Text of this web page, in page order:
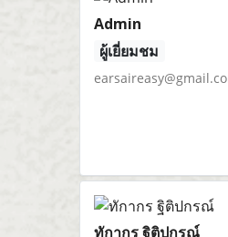
Admin
ผู้เยี่ยมชม
ทักากร ฐิติปกรณ์